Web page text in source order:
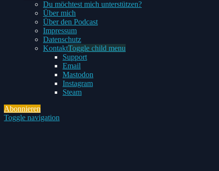
Du möchtest mich unterstützen?
Über mich
Über den Podcast
Impressum
Datenschutz
KontaktToggle child menu
Support
Email
Mastodon
Instagram
Steam
Abonnieren
Toggle navigation